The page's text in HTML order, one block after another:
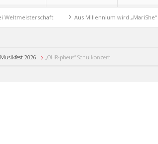
Aus Millennium wird „MariShe“
2026 „OHR-pheus“ Schulkonzert